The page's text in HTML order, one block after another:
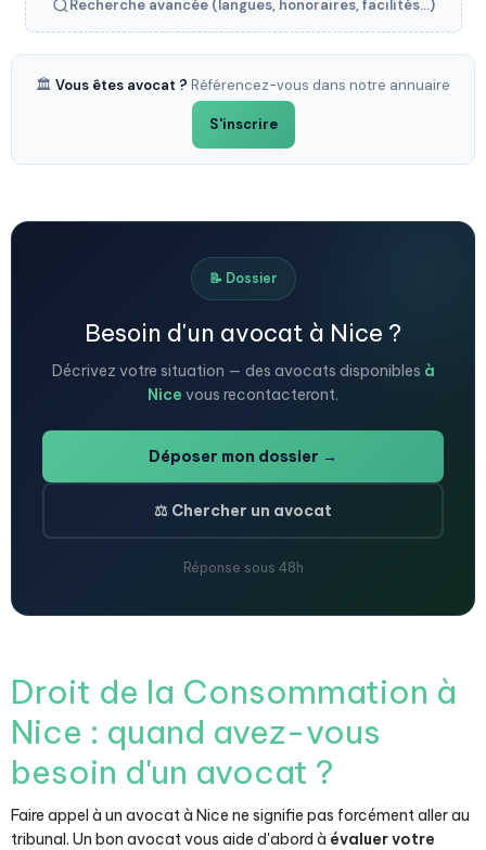
Recherche avancée (langues, honoraires, facilités...)
🏛️ Vous êtes avocat ? Référencez-vous dans notre annuaire
S'inscrire
📝 Dossier
Besoin d'un avocat à Nice ?
Décrivez votre situation — des avocats disponibles à
Nice vous recontacteront.
Déposer mon dossier →
⚖️ Chercher un avocat
Réponse sous 48h
Droit de la Consommation à
Nice : quand avez-vous
besoin d'un avocat ?
Faire appel à un avocat à Nice ne signifie pas forcément aller au
tribunal. Un bon avocat vous aide d'abord à évaluer votre